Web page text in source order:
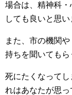
場合は、精神科
しても良いと思い
また、市の機関
持ちを聞いてもら
死にたくなって
れはあなたが思